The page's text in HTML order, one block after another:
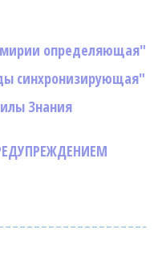
определяющая"
синхронизирующая"
Знания